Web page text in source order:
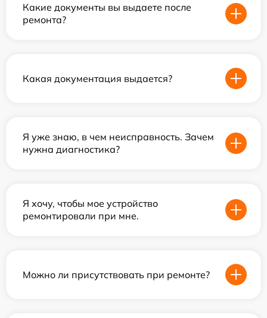
Какие документы вы выдаете после
ремонта?
Какая документация выдается?
Я уже знаю, в чем неисправность. Зачем
нужна диагностика?
Я хочу, чтобы мое устройство
ремонтировали при мне.
Можно ли присутствовать при ремонте?